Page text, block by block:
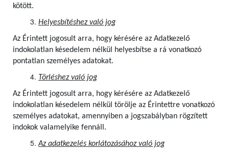
kötött.
Helyesbítéshez való jog
Az Érintett jogosult arra, hogy kérésére az Adatkezelő
indokolatlan késedelem nélkül helyesbítse a rá vonatkozó
pontatlan személyes adatokat.
Törléshez való jog
Az Érintett jogosult arra, hogy kérésére az Adatkezelő
indokolatlan késedelem nélkül törölje az Érintettre vonatkozó
személyes adatokat, amennyiben a jogszabályban rögzített
indokok valamelyike fennáll.
Az adatkezelés korlátozásához való jog